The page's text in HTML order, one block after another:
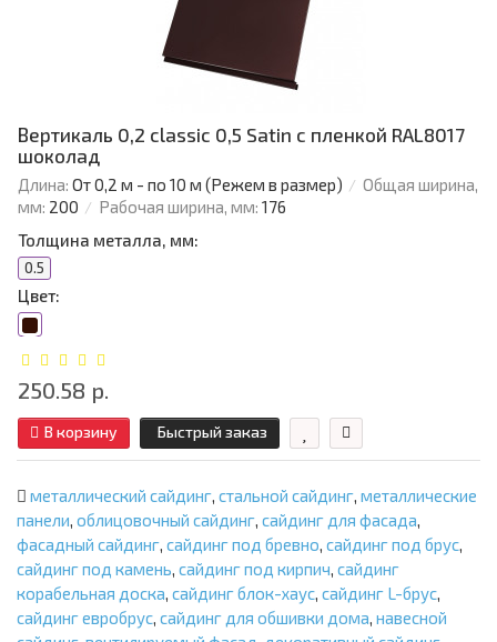
Вертикаль 0,2 classic 0,5 Satin с пленкой RAL8017
шоколад
Длина: От 0,2 м - по 10 м (Режем в размер)
Общая ширина,
мм: 200 Рабочая ширина, мм: 176
Толщина металла, мм:
0.5
Цвет:
250.58 р.
В корзину Быстрый заказ
металлический сайдинг, стальной сайдинг, металлические
панели, облицовочный сайдинг, сайдинг для фасада,
фасадный сайдинг, сайдинг под бревно, сайдинг под брус,
сайдинг под камень, сайдинг под кирпич, сайдинг
корабельная доска, сайдинг блок-хаус, сайдинг L-брус,
сайдинг евробрус, сайдинг для обшивки дома, навесной